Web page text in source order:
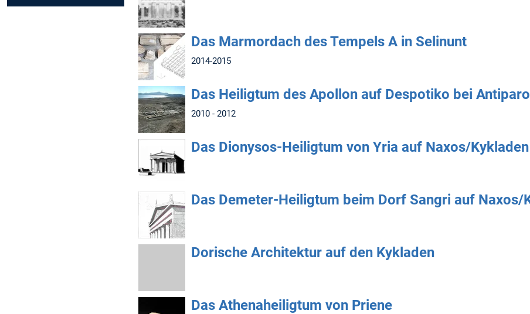
Das Marmordach des Tempels A in Selinunt
2014-2015
Das Heiligtum des Apollon auf Despotiko bei
2010 - 2012
Das Dionysos-Heiligtum von Yria auf Naxos/Kykladen
Das Demeter-Heiligtum beim Dorf Sangri auf Naxos/
Dorische Architektur auf den Kykladen
Das Athenaheiligtum von Priene